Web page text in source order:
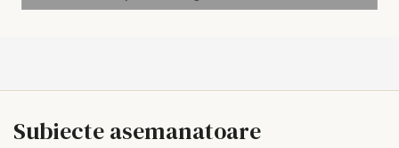
Subiecte asemanatoare